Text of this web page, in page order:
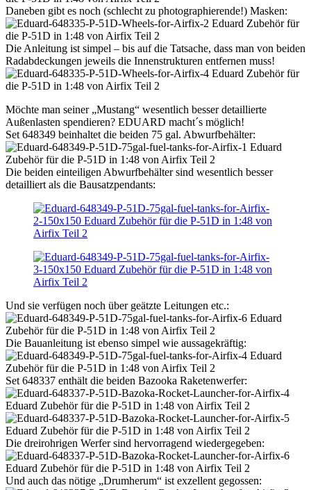
Daneben gibt es noch (schlecht zu photographierende!) Masken:
Die Anleitung ist simpel – bis auf die Tatsache, dass man von beiden
Radabdeckungen jeweils die Innenstrukturen entfernen muss!
Möchte man seiner „Mustang“ wesentlich besser detaillierte
Außenlasten spendieren? EDUARD macht´s möglich!
Set 648349 beinhaltet die beiden 75 gal. Abwurfbehälter:
Die beiden einteiligen Abwurfbehälter sind wesentlich besser
detailliert als die Bausatzpendants:
Und sie verfügen noch über geätzte Leitungen etc.:
Die Bauanleitung ist ebenso simpel wie aussagekräftig:
Set 648337 enthält die beiden Bazooka Raketenwerfer:
Die dreirohrigen Werfer sind hervorragend wiedergegeben:
Und auch das nötige „Drumherum“ ist exzellent gegossen: